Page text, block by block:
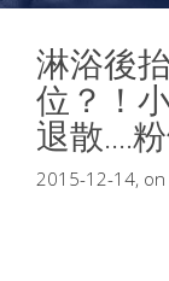
淋浴後
位？！
退散....
2015-12-14, on